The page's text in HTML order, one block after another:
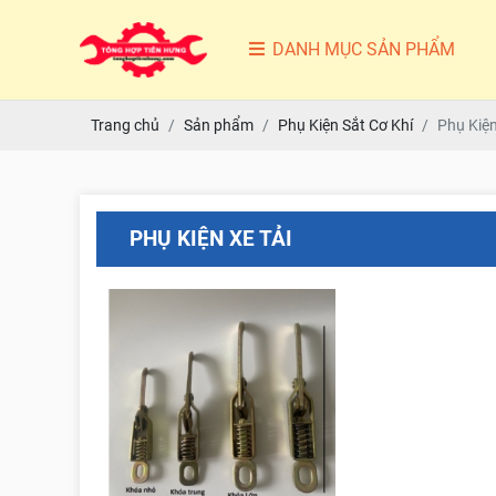
DANH MỤC SẢN PHẨM
Trang chủ Sản phẩm Phụ Kiện Sắt Cơ Khí Phụ
PHỤ KIỆN XE TẢI